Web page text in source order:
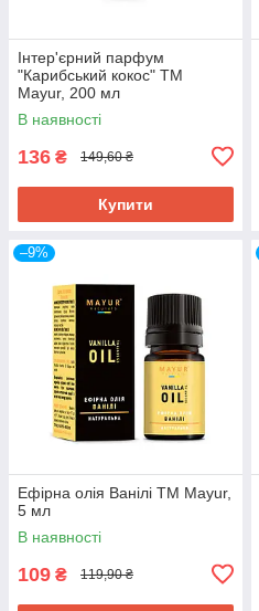
Інтер'єрний парфум
"Карибський кокос" ТМ
Mayur, 200 мл
В наявності
136 ₴ 149,60 ₴
Купити
–9%
Ефірна олія Ванілі ТМ Mayur,
5 мл
В наявності
109 ₴ 119,90 ₴